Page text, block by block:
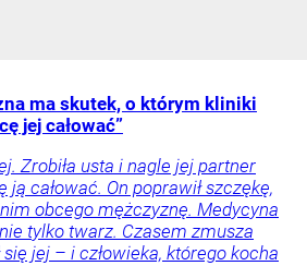
ma skutek, o którym kliniki
jej całować”
Zrobiła usta i nagle jej partner
ją całować. On poprawił szczękę,
obcego mężczyznę. Medycyna
tylko twarz. Czasem zmusza
jej – i człowieka, którego kocha